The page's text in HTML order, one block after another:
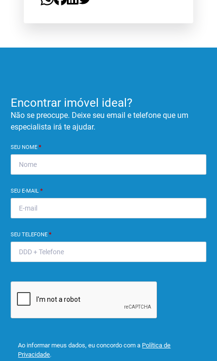
Encontrar imóvel ideal?
Não se preocupe. Deixe seu email e telefone que um
especialista irá te ajudar.
SEU NOME*
SEU E-MAIL*
SEU TELEFONE*
Ao informar meus dados, eu concordo com a Política de
Privacidade.